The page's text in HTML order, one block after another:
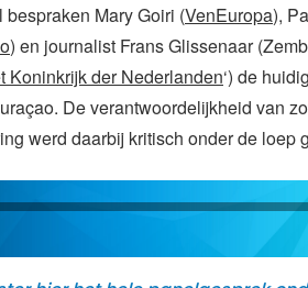
Mary Goiri (VenEuropa),
) en journalist Frans Glissenaar
Koninkrijk der Nederlanden‘) de
De verantwoordelijkheid van
werd daarbij kritisch onder de loep